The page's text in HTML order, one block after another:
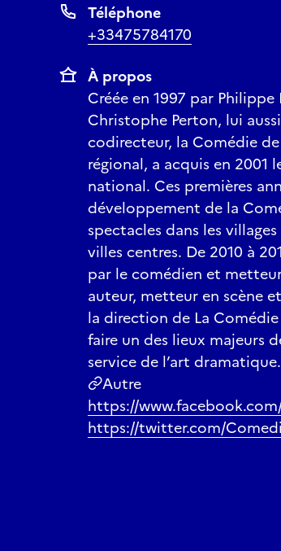
Téléphone
+33475784170
À propos
Créée en 1997 par
Christophe Perton, lui
codirecteur, la Comédie
régional, a acquis en
national. Ces premières
développement de la
spectacles dans les
villes centres. De 2010 à
par le comédien et
auteur, metteur en scène
la direction de La
faire un des lieux majeurs
service de l’art dramatique.
Autre
https://
https://twitter.com/